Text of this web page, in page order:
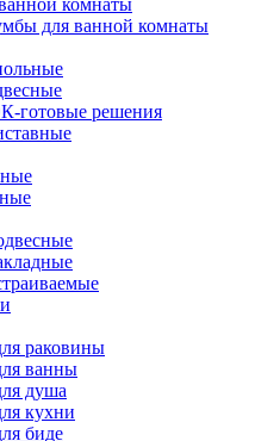
комнаты
для ванной комнаты
готовые решения
раковины
ванны
душа
кухни
биде